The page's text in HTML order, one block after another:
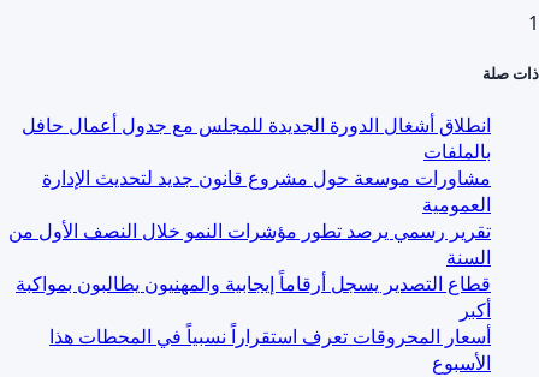
1
ذات صلة
انطلاق أشغال الدورة الجديدة للمجلس مع جدول أعمال حافل
بالملفات
مشاورات موسعة حول مشروع قانون جديد لتحديث الإدارة
العمومية
تقرير رسمي يرصد تطور مؤشرات النمو خلال النصف الأول من
السنة
قطاع التصدير يسجل أرقاماً إيجابية والمهنيون يطالبون بمواكبة
أكبر
أسعار المحروقات تعرف استقراراً نسبياً في المحطات هذا
الأسبوع